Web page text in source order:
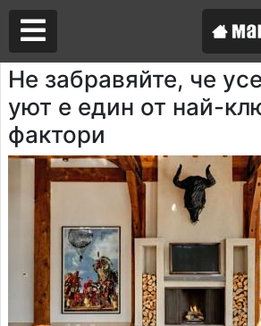
Не забравяйте, че
уют е един от най-
фактори
Аз съм майстор
Търся майстор